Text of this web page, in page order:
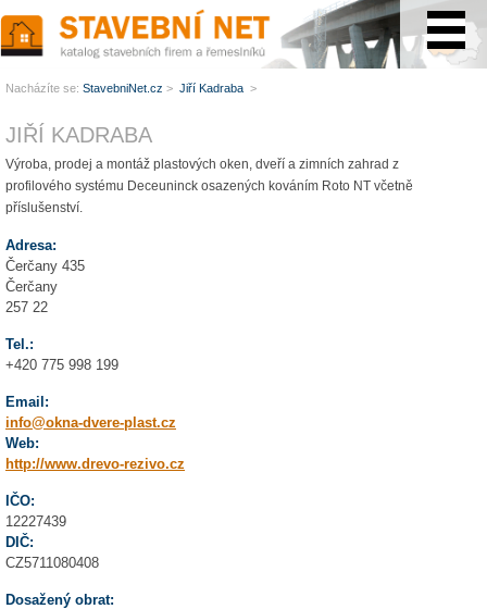
JIŘÍ KADRABA
Výroba, prodej a montáž plastových oken, dveří a zimních zahrad z
profilového systému Deceuninck osazených kováním Roto NT včetně
příslušenství.
Adresa:
Čerčany 435
Čerčany
257 22
Tel.:
+420 775 998 199
Email:
info@okna-dvere-plast.cz
Web:
http://www.drevo-rezivo.cz
IČO:
12227439
DIČ:
CZ5711080408
Dosažený obrat:
Nacházíte se: StavebniNet.cz > Jiří Kadraba >